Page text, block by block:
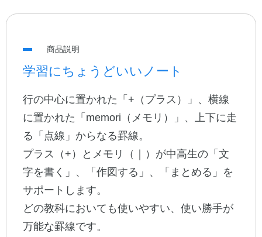
公式アカウント
日本ノート
商品説明
学習にちょうどいいノート
行の中心に置かれた「+（プラス）」、横線
に置かれた「memori（メモリ）」、上下に走
る「点線」からなる罫線。
プラス（+）とメモリ（｜）が中高生の「文
字を書く」、「作図する」、「まとめる」を
サポートします。
どの教科においても使いやすい、使い勝手が
万能な罫線です。